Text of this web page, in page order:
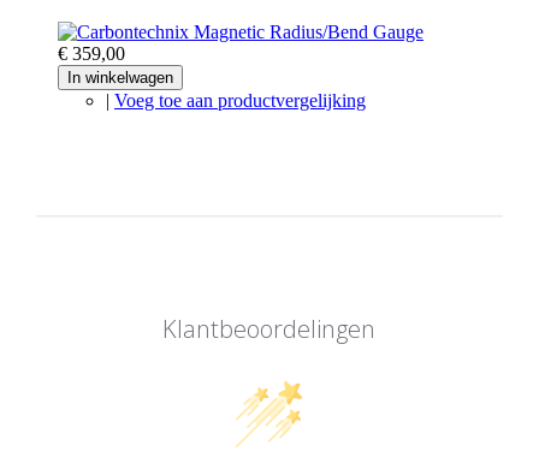
€ 359,00
In winkelwagen
| Voeg toe aan productvergelijking
Klantbeoordelingen